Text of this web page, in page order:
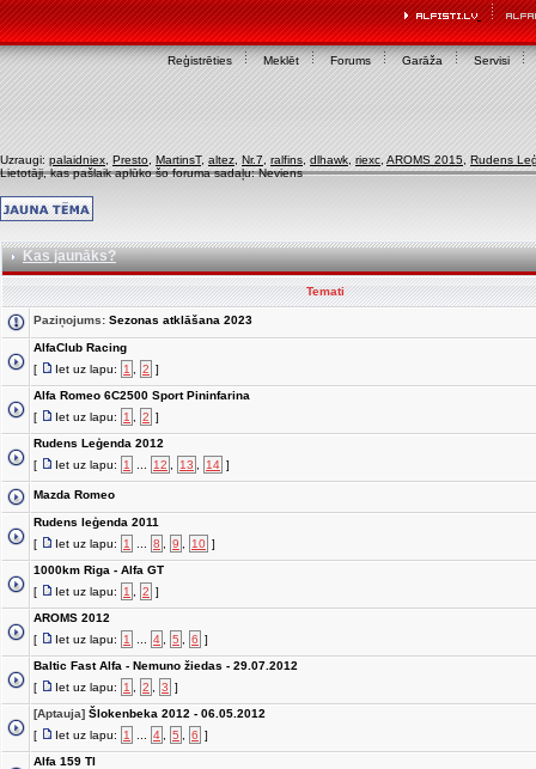
Reģistrēties Meklēt Forums Garāža Servisi
Uzraugi: palaidniex Presto MartinsT, altez Nr.7 ralfins dlhawk riexc AROMS 2015 Rudens
Lietotāji, kas pašlaik aplūko šo foruma sadaļu: Neviens
Kas jaunāks?
Temati
Paziņojums: Sezonas atklāšana 2023
AlfaClub Racing
[
Iet uz lapu: 1 2 ]
Alfa Romeo 6C2500 Sport Pininfarina
[
Iet uz lapu: 1 2 ]
Rudens Leģenda 2012
[
Iet uz lapu: 1 12 13 14 ]
Mazda Romeo
Rudens leģenda 2011
[
Iet uz lapu: 1 8 9 10 ]
1000km Riga - Alfa GT
[
Iet uz lapu: 1 2 ]
AROMS 2012
[
Iet uz lapu: 1 4 5 6 ]
Baltic Fast Alfa - Nemuno žiedas - 29.07.2012
[
Iet uz lapu: 1 2 3 ]
[Aptauja] Šlokenbeka 2012 - 06.05.2012
[
Iet uz lapu: 1 4 5 6 ]
Alfa 159 TI